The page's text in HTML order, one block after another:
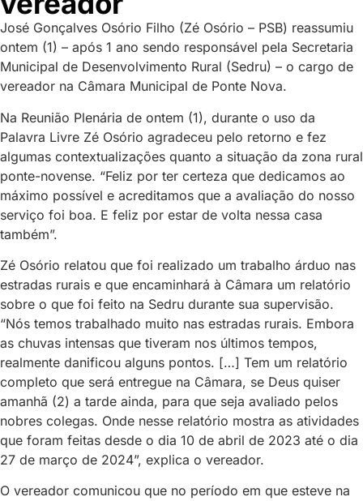
José Gonçalves Osório Filho (Zé Osório – PSB) reassumiu
ontem (1) – após 1 ano sendo responsável pela Secretaria
Municipal de Desenvolvimento Rural (Sedru) – o cargo de
vereador na Câmara Municipal de Ponte Nova.
Na Reunião Plenária de ontem (1), durante o uso da
Palavra Livre Zé Osório agradeceu pelo retorno e fez
algumas contextualizações quanto a situação da zona rural
ponte-novense. “Feliz por ter certeza que dedicamos ao
máximo possível e acreditamos que a avaliação do nosso
serviço foi boa. E feliz por estar de volta nessa casa
também”.
Zé Osório relatou que foi realizado um trabalho árduo nas
estradas rurais e que encaminhará à Câmara um relatório
sobre o que foi feito na Sedru durante sua supervisão.
“Nós temos trabalhado muito nas estradas rurais. Embora
as chuvas intensas que tiveram nos últimos tempos,
realmente danificou alguns pontos. […] Tem um relatório
completo que será entregue na Câmara, se Deus quiser
amanhã (2) a tarde ainda, para que seja avaliado pelos
nobres colegas. Onde nesse relatório mostra as atividades
que foram feitas desde o dia 10 de abril de 2023 até o dia
27 de março de 2024”, explica o vereador.
O vereador comunicou que no período em que esteve na